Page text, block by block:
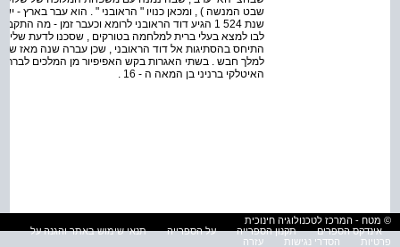
שבט המנשה ) , ומכאן כנויו " הראובני " . הוא עבר בארץ -
שנת 524 1 הגיע דוד הראובני לרומא וכעבר זמן -
לבו למצא בעלי ברית למלחמה בטורקים , שסכנו לדעת
התיחס בהסתיגות אל דוד הראובני , שכן עברה שנה מאז
למלך חבש . בשתי האגרות בקש האפיפיור מן המלכים לברר
האיטלקי ברניני בן המאה ה - 16 .
© מטח - המרכז לטכנולוגיה חינוכית
אינדקס הספרים
תקנון הספרייה על הספרייה
תנאי שימוש באתר והגנה על
פרטיות
הסדרי נגישות עזרה